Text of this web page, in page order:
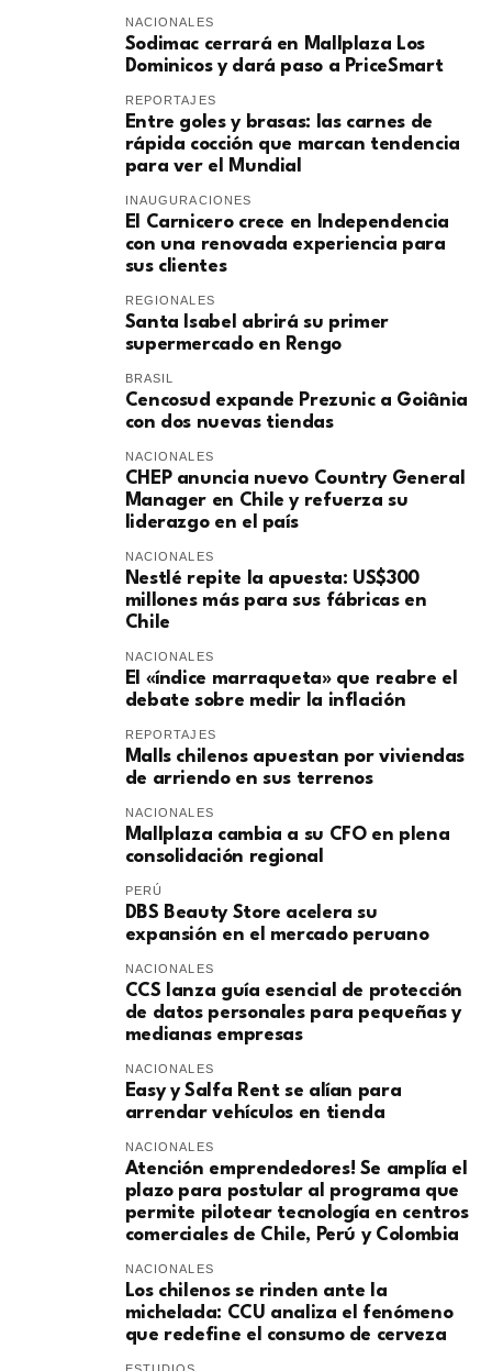
NACIONALES
Sodimac cerrará en Mallplaza Los
Dominicos y dará paso a PriceSmart
REPORTAJES
Entre goles y brasas: las carnes de
rápida cocción que marcan tendencia
para ver el Mundial
INAUGURACIONES
El Carnicero crece en Independencia
con una renovada experiencia para
sus clientes
REGIONALES
Santa Isabel abrirá su primer
supermercado en Rengo
BRASIL
Cencosud expande Prezunic a Goiânia
con dos nuevas tiendas
NACIONALES
CHEP anuncia nuevo Country General
Manager en Chile y refuerza su
liderazgo en el país
NACIONALES
Nestlé repite la apuesta: US$300
millones más para sus fábricas en
Chile
NACIONALES
El «índice marraqueta» que reabre el
debate sobre medir la inflación
REPORTAJES
Malls chilenos apuestan por viviendas
de arriendo en sus terrenos
NACIONALES
Mallplaza cambia a su CFO en plena
consolidación regional
PERÚ
DBS Beauty Store acelera su
expansión en el mercado peruano
NACIONALES
CCS lanza guía esencial de protección
de datos personales para pequeñas y
medianas empresas
NACIONALES
Easy y Salfa Rent se alían para
arrendar vehículos en tienda
NACIONALES
Atención emprendedores! Se amplía el
plazo para postular al programa que
permite pilotear tecnología en centros
comerciales de Chile, Perú y Colombia
NACIONALES
Los chilenos se rinden ante la
michelada: CCU analiza el fenómeno
que redefine el consumo de cerveza